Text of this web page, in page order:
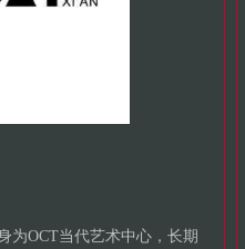
为OCT当代艺术中心，长期